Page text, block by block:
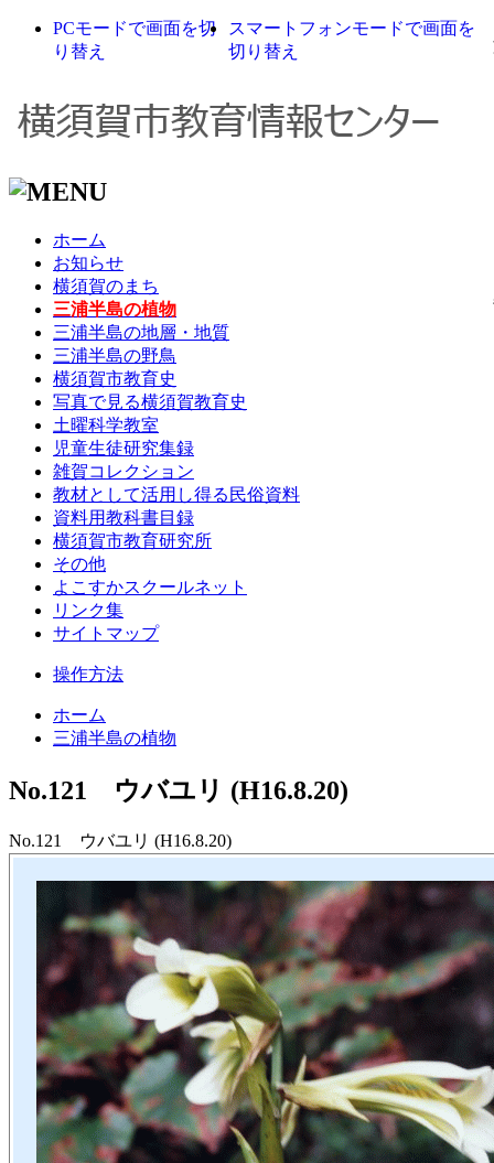
PCモードで画面を切
り替え
スマートフォンモードで画面を
切り替え
ホーム
お知らせ
横須賀のまち
三浦半島の植物
三浦半島の地層・地質
三浦半島の野鳥
横須賀市教育史
写真で見る横須賀教育史
土曜科学教室
児童生徒研究集録
雑賀コレクション
教材として活用し得る民俗資料
資料用教科書目録
横須賀市教育研究所
その他
よこすかスクールネット
リンク集
サイトマップ
操作方法
ホーム
三浦半島の植物
No.121 ウバユリ (H16.8.20)
No.121 ウバユリ (H16.8.20)